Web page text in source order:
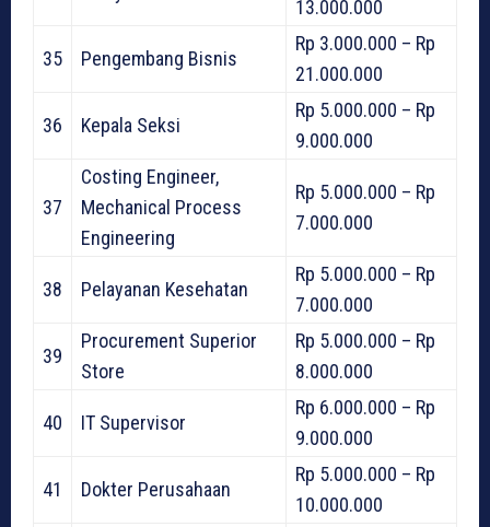
13.000.000
35 Pengembang Bisnis
Rp 3.000.000 – Rp
21.000.000
36 Kepala Seksi
Rp 5.000.000 – Rp
9.000.000
37
Costing Engineer,
Mechanical Process
Engineering
Rp 5.000.000 – Rp
7.000.000
38 Pelayanan Kesehatan
Rp 5.000.000 – Rp
7.000.000
39
Procurement Superior
Store
Rp 5.000.000 – Rp
8.000.000
40 IT Supervisor
Rp 6.000.000 – Rp
9.000.000
41 Dokter Perusahaan
Rp 5.000.000 – Rp
10.000.000